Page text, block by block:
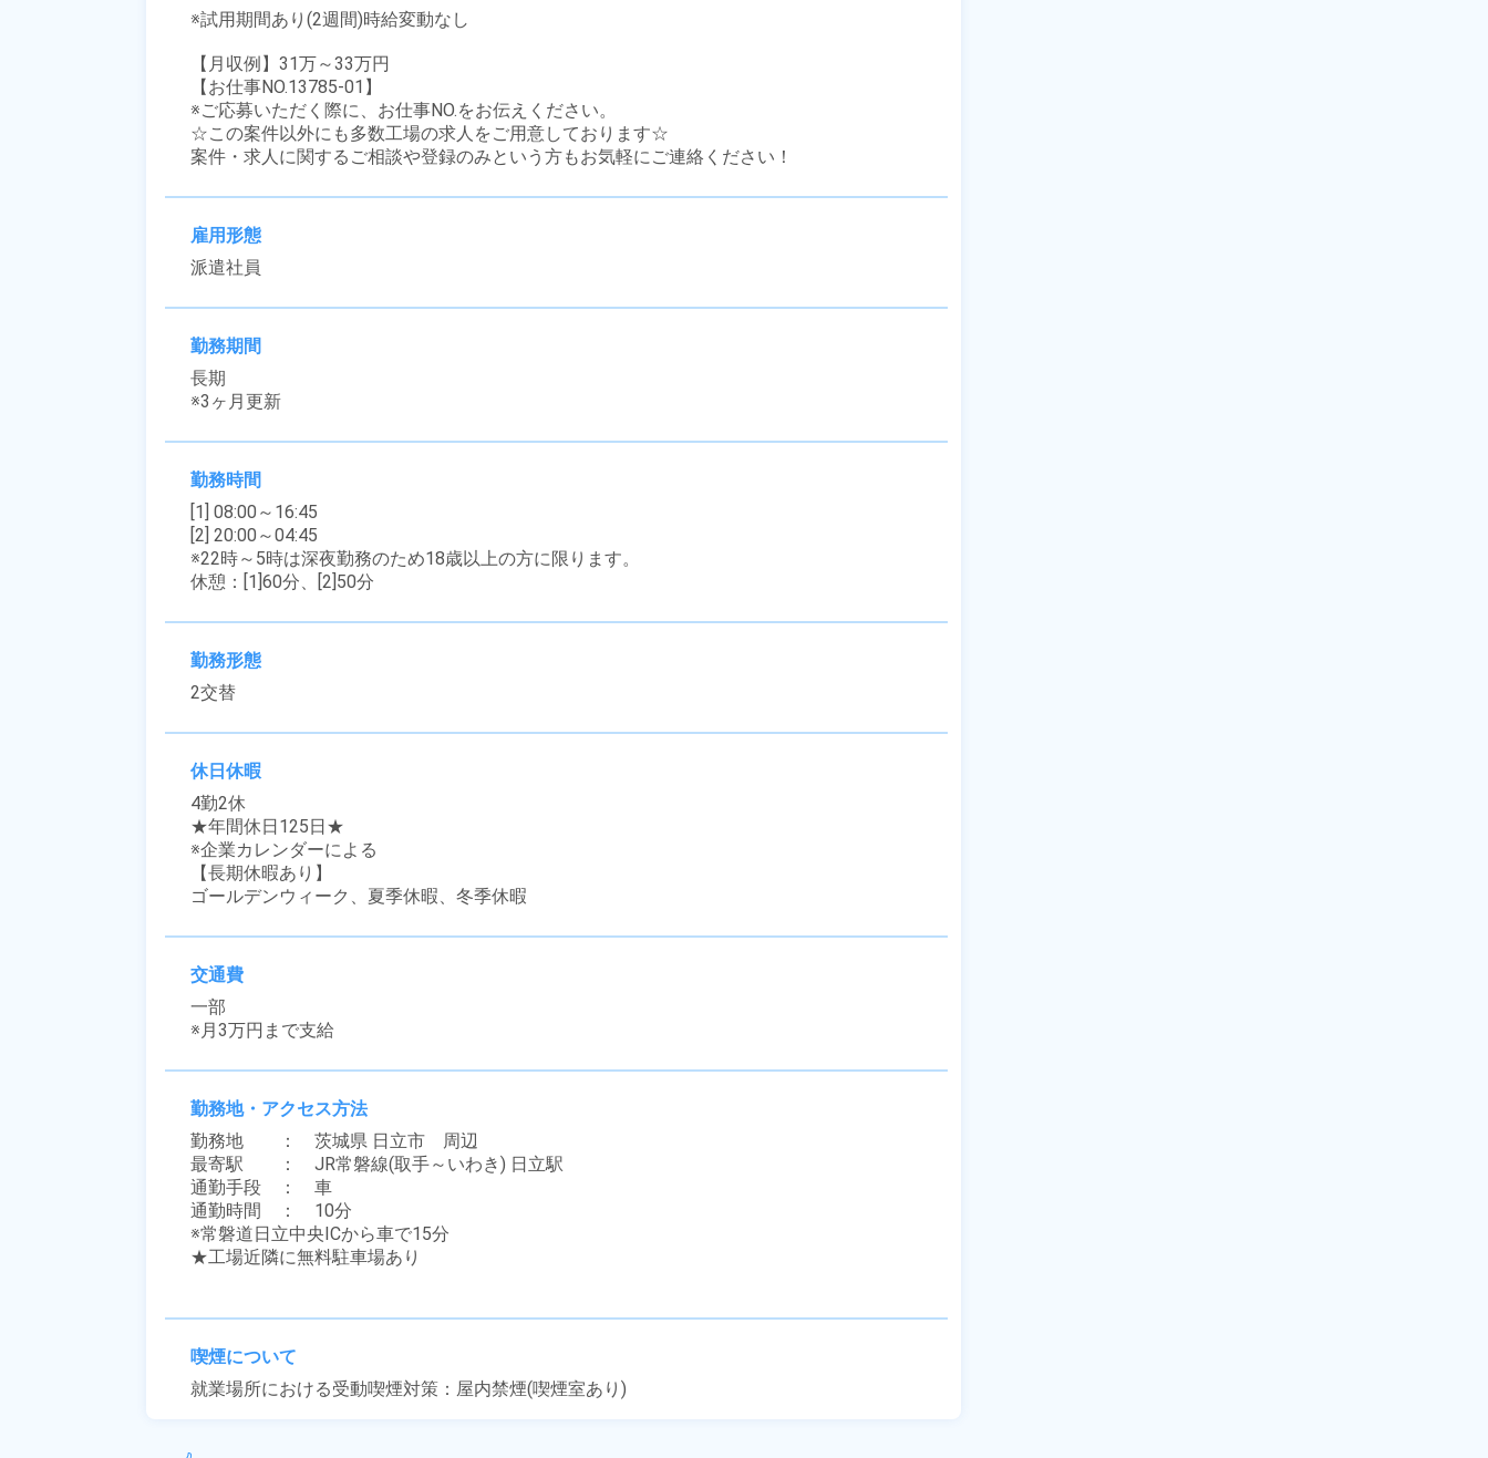
※試用期間あり(2週間)時給変動なし
【月収例】31万～33万円
【お仕事NO.13785-01】
※ご応募いただく際に、お仕事NO.をお伝えください。
☆この案件以外にも多数工場の求人をご用意しております☆
案件・求人に関するご相談や登録のみという方もお気軽にご連絡ください！
雇用形態
派遣社員
勤務期間
長期
※3ヶ月更新
勤務時間
[1] 08:00～16:45
[2] 20:00～04:45
※22時～5時は深夜勤務のため18歳以上の方に限ります。
休憩：[1]60分、[2]50分
勤務形態
2交替
休日休暇
4勤2休
★年間休日125日★
※企業カレンダーによる
【長期休暇あり】
ゴールデンウィーク、夏季休暇、冬季休暇
交通費
一部
※月3万円まで支給
勤務地・アクセス方法
勤務地　　：　茨城県 日立市　周辺
最寄駅　　：　JR常磐線(取手～いわき) 日立駅
通勤手段　：　車
通勤時間　：　10分
※常磐道日立中央ICから車で15分
★工場近隣に無料駐車場あり
喫煙について
就業場所における受動喫煙対策：屋内禁煙(喫煙室あり)